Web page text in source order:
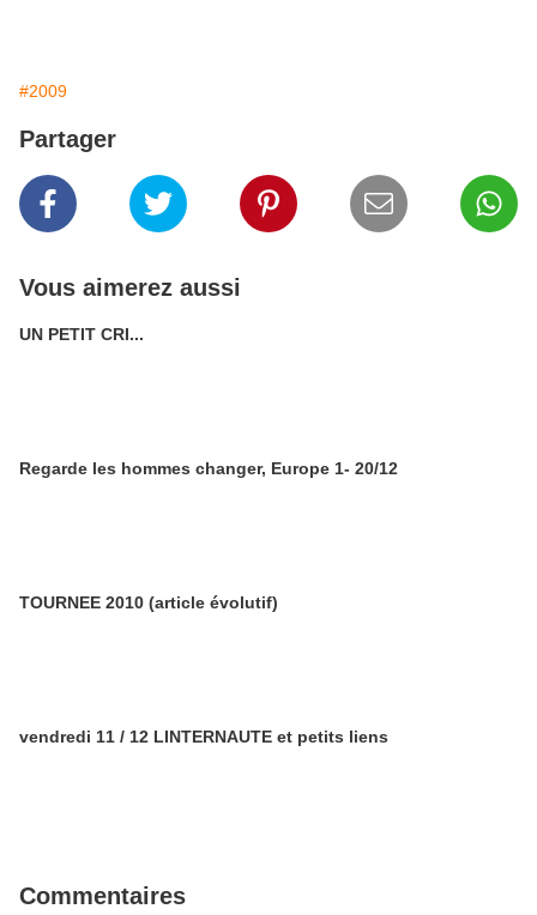
#2009
Partager
Vous aimerez aussi
UN PETIT CRI...
Regarde les hommes changer, Europe 1- 20/12
TOURNEE 2010 (article évolutif)
vendredi 11 / 12 LINTERNAUTE et petits liens
Commentaires